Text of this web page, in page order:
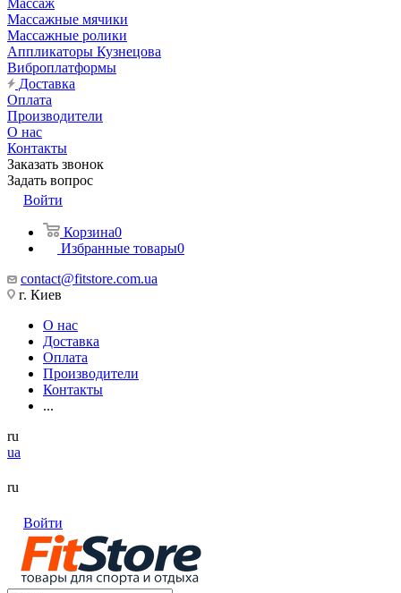
Массаж
Массажные мячики
Массажные ролики
Аппликаторы Кузнецова
Виброплатформы
Доставка
Оплата
Производители
О нас
Контакты
Заказать звонок
Задать вопрос
Войти
Корзина0
Избранные товары0
contact@fitstore.com.ua
г. Киев
О нас
Доставка
Оплата
Производители
Контакты
...
ru
ua
ru
Войти